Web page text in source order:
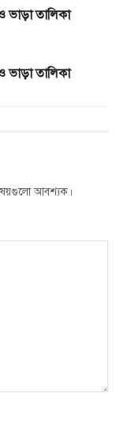
ভাড়া তালিকা
ভাড়া তালিকা
আবশ্যক।